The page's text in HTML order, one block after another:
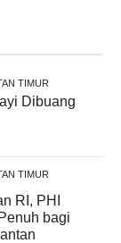
TIMUR
Dibuang
TIMUR
RI, PHI
bagi